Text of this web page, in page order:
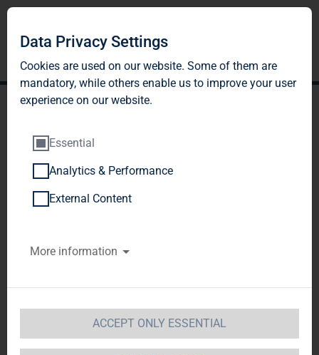
TAG Immobilien AG:
40 Abs. 1 WpHG mit dem
Ziel der europaweiten
Verbreitung
TAG Immobilien AG
Data Privacy Settings
Cookies are used on our website. Some of them are
mandatory, while others enable us to improve your user
experience on our website.
Essential
Analytics & Performance
External Content
More information
ACCEPT ONLY ESSENTIAL